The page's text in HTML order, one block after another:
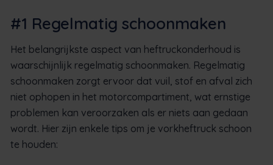
#1 Regelmatig schoonmaken
Het belangrijkste aspect van heftruckonderhoud is
waarschijnlijk regelmatig schoonmaken. Regelmatig
schoonmaken zorgt ervoor dat vuil, stof en afval zich
niet ophopen in het motorcompartiment, wat ernstige
problemen kan veroorzaken als er niets aan gedaan
wordt. Hier zijn enkele tips om je vorkheftruck schoon
te houden: